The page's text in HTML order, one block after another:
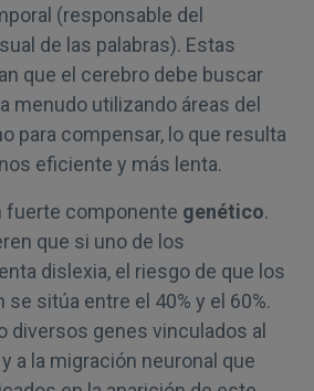
(responsable del
de las palabras). Estas
que el cerebro debe buscar
menudo utilizando áreas del
para compensar, lo que resulta
eficiente y más lenta.
fuerte componente genético.
que si uno de los
dislexia, el riesgo de que los
sitúa entre el 40% y el 60%.
diversos genes vinculados al
a la migración neuronal que